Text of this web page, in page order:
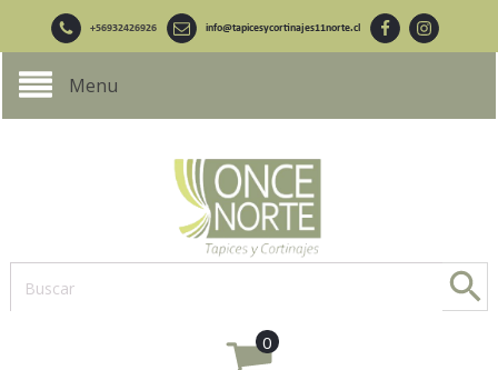
+56932426926 info@tapicesycortinajes11norte.cl
Menu
0